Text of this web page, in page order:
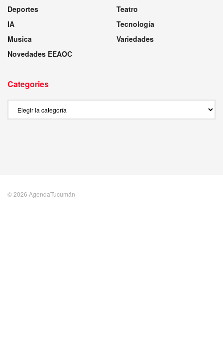
Deportes
IA
Musica
Novedades EEAOC
Teatro
Tecnología
Variedades
Categories
© 2026 AgendaTucumán